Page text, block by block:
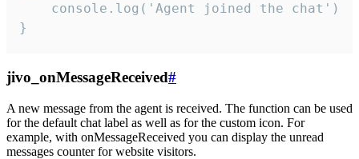
}
jivo_onMessageReceived#
A new message from the agent is received. The function can be used
for the default chat label as well as for the custom icon. For
example, with onMessageReceived you can display the unread
messages counter for website visitors.